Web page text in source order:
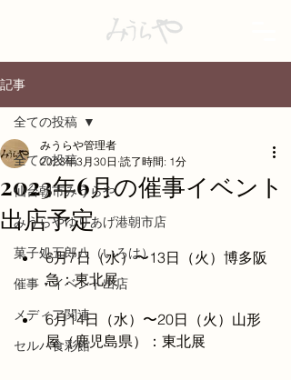
記事
全ての投稿
仙台朝市みうらや
みうらやゆりあげ港朝市店
菓子処五郎八（いろは）
催事・イベント出店
メディア関連
セルバ食彩館
全ての投稿
2023年6月の催事イベント
出店予定
みうらや管理者
2023年3月30日 読了時間: 1分
6月7日（水）〜13日（火）博多阪
急：東北展
6月14日（水）〜20日（火）山形
屋（鹿児島県）：東北展